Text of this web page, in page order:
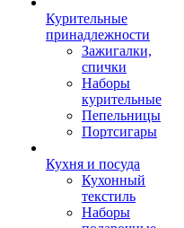
Курительные
принадлежности
Зажигалки,
спички
Наборы
курительные
Пепельницы
Портсигары
Кухня и посуда
Кухонный
текстиль
Наборы